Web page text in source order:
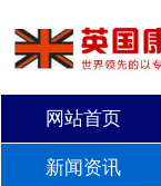
网站首页
新闻资讯